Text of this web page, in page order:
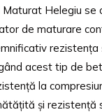
Maturat Helegiu se
de maturare
rezistența
acest tip de
la
și rezistență